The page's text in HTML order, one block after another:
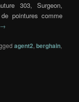
303, Surgeon,
pointures comme
→
agent2,berghain,